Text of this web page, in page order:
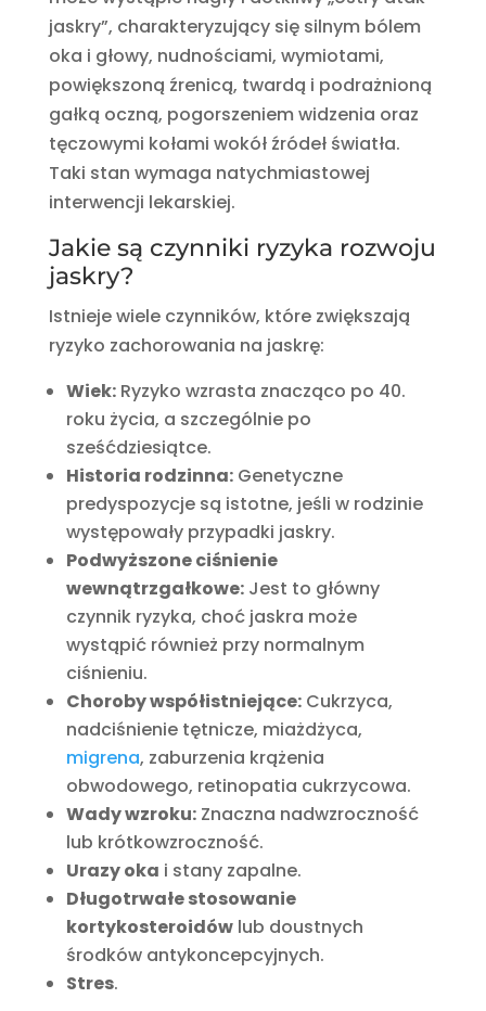
jaskry”, charakteryzujący się silnym bólem
oka i głowy, nudnościami, wymiotami,
powiększoną źrenicą, twardą i podrażnioną
gałką oczną, pogorszeniem widzenia oraz
tęczowymi kołami wokół źródeł światła.
Taki stan wymaga natychmiastowej
interwencji lekarskiej.
Jakie są czynniki ryzyka rozwoju
jaskry?
Istnieje wiele czynników, które zwiększają
ryzyko zachorowania na jaskrę:
Wiek:Ryzyko wzrasta znacząco po 40.
roku życia, a szczególnie po
sześćdziesiątce.
Historia rodzinna:Genetyczne
predyspozycje są istotne, jeśli w rodzinie
występowały przypadki jaskry.
Podwyższone ciśnienie
wewnątrzgałkowe:Jest to główny
czynnik ryzyka, choć jaskra może
wystąpić również przy normalnym
ciśnieniu.
Choroby współistniejące:Cukrzyca,
nadciśnienie tętnicze, miażdżyca,
migrena, zaburzenia krążenia
obwodowego, retinopatia cukrzycowa.
Wady wzroku:Znaczna nadwzroczność
lub krótkowzroczność.
Urazy oka i stany zapalne.
Długotrwałe stosowanie
kortykosteroidówlub doustnych
środków antykoncepcyjnych.
Stres.